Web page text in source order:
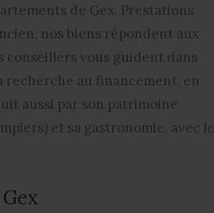
de Gex. Prestations
nos biens répondent aux
conseillers vous guident dans
au financement, en
aussi par son patrimoine
et sa gastronomie, avec le